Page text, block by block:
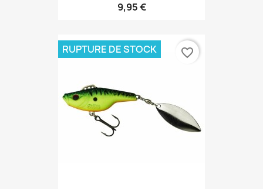
9,95 €
RUPTURE DE STOCK favorite_border